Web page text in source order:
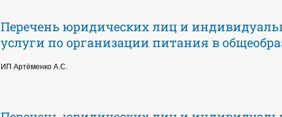
Перечень юридических лиц и
услуги по организации питания в
ИП Артёменко А.С.